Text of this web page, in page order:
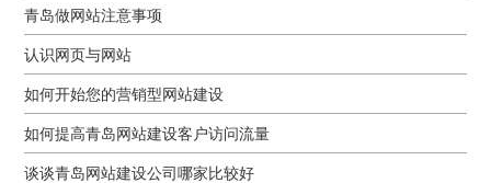
青岛做网站注意事项
认识网页与网站
如何开始您的营销型网站建设
如何提高青岛网站建设客户访问流量
谈谈青岛网站建设公司哪家比较好